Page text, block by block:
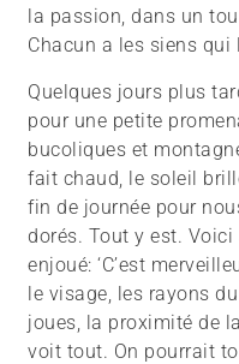
la passion, dans un
Chacun a les siens qui
Quelques jours plus
pour une petite
bucoliques et
fait chaud, le soleil
fin de journée pour
dorés. Tout y est.
enjoué: ‘C’est
le visage, les rayons
joues, la proximité de
voit tout. On pourrait